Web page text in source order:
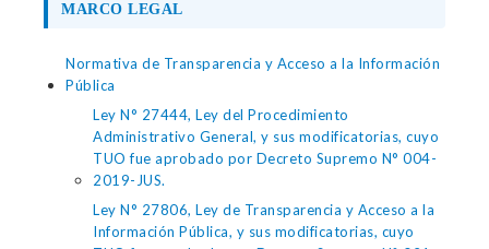
MARCO LEGAL
Normativa de Transparencia y Acceso a la Información
Pública
Ley N° 27444, Ley del Procedimiento
Administrativo General, y sus modificatorias, cuyo
TUO fue aprobado por Decreto Supremo N° 004-
2019-JUS.
Ley N° 27806, Ley de Transparencia y Acceso a la
Información Pública, y sus modificatorias, cuyo